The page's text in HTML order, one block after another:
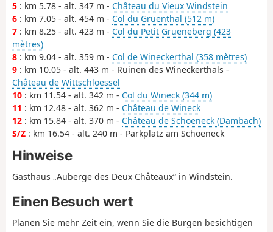
5 : km 5.78 - alt. 347 m - Château du Vieux Windstein
6 : km 7.05 - alt. 454 m - Col du Gruenthal (512 m)
7 : km 8.25 - alt. 423 m - Col du Petit Grueneberg (423
mètres)
8 : km 9.04 - alt. 359 m - Col de Wineckerthal (358 mètres)
9 : km 10.05 - alt. 443 m - Ruinen des Wineckerthals -
Château de Wittschloessel
10 : km 11.54 - alt. 342 m - Col du Wineck (344 m)
11 : km 12.48 - alt. 362 m - Château de Wineck
12 : km 15.84 - alt. 370 m - Château de Schoeneck (Dambach)
S/Z : km 16.54 - alt. 240 m - Parkplatz am Schoeneck
Hinweise
Gasthaus „Auberge des Deux Châteaux“ in Windstein.
Einen Besuch wert
Planen Sie mehr Zeit ein, wenn Sie die Burgen besichtigen